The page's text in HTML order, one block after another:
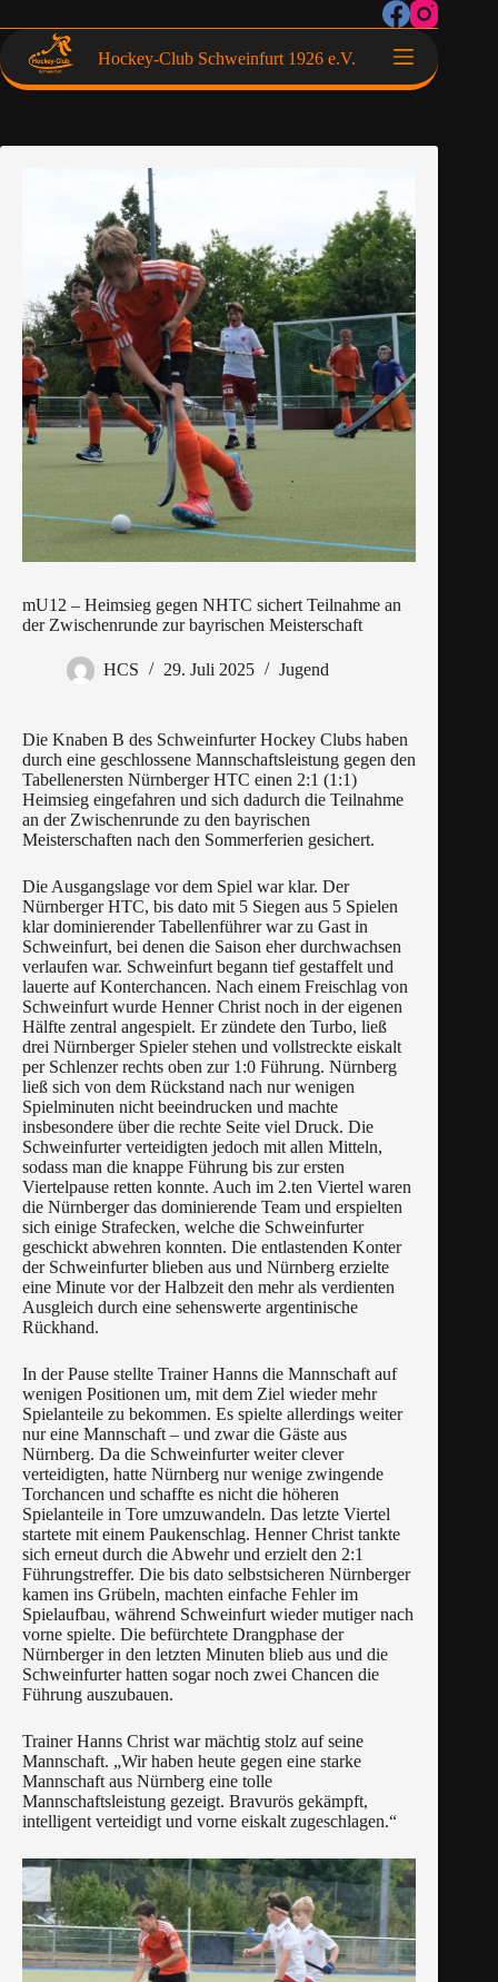
Hockey-Club Schweinfurt 1926 e.V.
mU12 – Heimsieg gegen NHTC sichert Teilnahme an
der Zwischenrunde zur bayrischen Meisterschaft
HCS 29. Juli 2025 Jugend
Die Knaben B des Schweinfurter Hockey Clubs haben
durch eine geschlossene Mannschaftsleistung gegen den
Tabellenersten Nürnberger HTC einen 2:1 (1:1)
Heimsieg eingefahren und sich dadurch die Teilnahme
an der Zwischenrunde zu den bayrischen
Meisterschaften nach den Sommerferien gesichert.
Die Ausgangslage vor dem Spiel war klar. Der
Nürnberger HTC, bis dato mit 5 Siegen aus 5 Spielen
klar dominierender Tabellenführer war zu Gast in
Schweinfurt, bei denen die Saison eher durchwachsen
verlaufen war. Schweinfurt begann tief gestaffelt und
lauerte auf Konterchancen. Nach einem Freischlag von
Schweinfurt wurde Henner Christ noch in der eigenen
Hälfte zentral angespielt. Er zündete den Turbo, ließ
drei Nürnberger Spieler stehen und vollstreckte eiskalt
per Schlenzer rechts oben zur 1:0 Führung. Nürnberg
ließ sich von dem Rückstand nach nur wenigen
Spielminuten nicht beeindrucken und machte
insbesondere über die rechte Seite viel Druck. Die
Schweinfurter verteidigten jedoch mit allen Mitteln,
sodass man die knappe Führung bis zur ersten
Viertelpause retten konnte. Auch im 2.ten Viertel waren
die Nürnberger das dominierende Team und erspielten
sich einige Strafecken, welche die Schweinfurter
geschickt abwehren konnten. Die entlastenden Konter
der Schweinfurter blieben aus und Nürnberg erzielte
eine Minute vor der Halbzeit den mehr als verdienten
Ausgleich durch eine sehenswerte argentinische
Rückhand.
In der Pause stellte Trainer Hanns die Mannschaft auf
wenigen Positionen um, mit dem Ziel wieder mehr
Spielanteile zu bekommen. Es spielte allerdings weiter
nur eine Mannschaft – und zwar die Gäste aus
Nürnberg. Da die Schweinfurter weiter clever
verteidigten, hatte Nürnberg nur wenige zwingende
Torchancen und schaffte es nicht die höheren
Spielanteile in Tore umzuwandeln. Das letzte Viertel
startete mit einem Paukenschlag. Henner Christ tankte
sich erneut durch die Abwehr und erzielt den 2:1
Führungstreffer. Die bis dato selbstsicheren Nürnberger
kamen ins Grübeln, machten einfache Fehler im
Spielaufbau, während Schweinfurt wieder mutiger nach
vorne spielte. Die befürchtete Drangphase der
Nürnberger in den letzten Minuten blieb aus und die
Schweinfurter hatten sogar noch zwei Chancen die
Führung auszubauen.
Trainer Hanns Christ war mächtig stolz auf seine
Mannschaft. „Wir haben heute gegen eine starke
Mannschaft aus Nürnberg eine tolle
Mannschaftsleistung gezeigt. Bravurös gekämpft,
intelligent verteidigt und vorne eiskalt zugeschlagen.“